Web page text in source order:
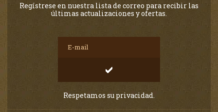
Regístrese en nuestra lista de correo para recibir las
últimas actualizaciones y ofertas.
Respetamos su privacidad.